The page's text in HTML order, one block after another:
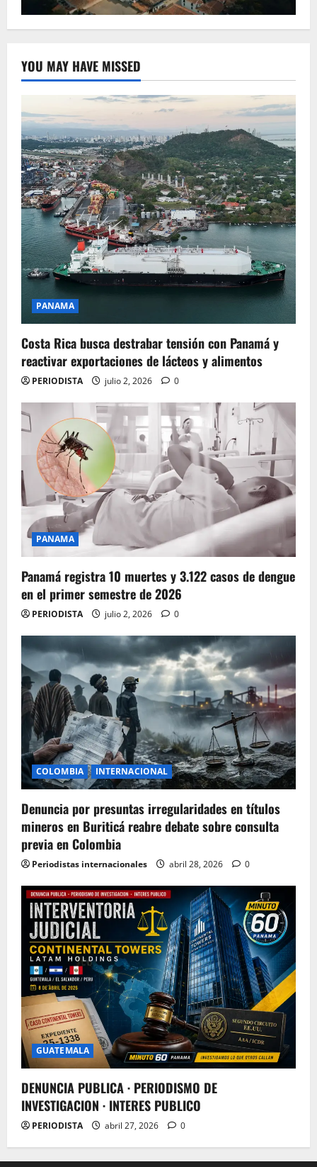
YOU MAY HAVE MISSED
PANAMA
Costa Rica busca destrabar tensión con Panamá y
reactivar exportaciones de lácteos y alimentos
PERIODISTA julio 2, 2026 0
PANAMA
Panamá registra 10 muertes y 3.122 casos de dengue
en el primer semestre de 2026
PERIODISTA julio 2, 2026 0
COLOMBIA INTERNACIONAL
Denuncia por presuntas irregularidades en títulos
mineros en Buriticá reabre debate sobre consulta
previa en Colombia
Periodistas internacionales abril 28, 2026 0
GUATEMALA
DENUNCIA PUBLICA · PERIODISMO DE
INVESTIGACION · INTERES PUBLICO
PERIODISTA abril 27, 2026 0